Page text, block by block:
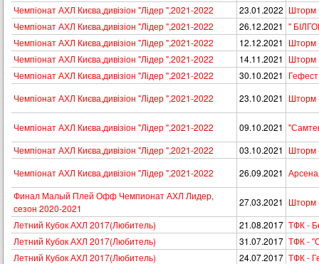
Чемпіонат АХЛ Києва,дивізіон "Лідер ",2021-2022
23.01.2022 Шторм
Чемпіонат АХЛ Києва,дивізіон "Лідер ",2021-2022
26.12.2021 "
Чемпіонат АХЛ Києва,дивізіон "Лідер ",2021-2022
12.12.2021 Шторм
Чемпіонат АХЛ Києва,дивізіон "Лідер ",2021-2022
14.11.2021 Шторм
Чемпіонат АХЛ Києва,дивізіон "Лідер ",2021-2022
30.10.2021
Чемпіонат АХЛ Києва,дивізіон "Лідер ",2021-2022
23.10.2021 Шторм
Чемпіонат АХЛ Києва,дивізіон "Лідер ",2021-2022 09.10.2021
Чемпіонат АХЛ Києва,дивізіон "Лідер ",2021-2022
03.10.2021 Шторм
Чемпіонат АХЛ Києва,дивізіон "Лідер ",2021-2022
26.09.2021
Финал Малый Плей Офф Чемпионат АХЛ Лидер,
сезон 2020-2021
27.03.2021 Шторм
Летний Кубок АХЛ 2017(Любитель)
21.08.2017 ТФК -
Летний Кубок АХЛ 2017(Любитель)
31.07.2017 ТФК -
Летний Кубок АХЛ 2017(Любитель)
24.07.2017 ТФК -